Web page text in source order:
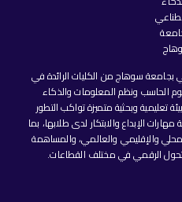
بجامعة سوهاج من الكليات الرائدة في
الحاسب ونظم المعلومات والذكاء
تعليمية وبحثية متميزة تواكب التطور
الإبداع والابتكار لدى طلابها، بما
والإقليمي والعالمي، والمساهمة
الرقمي في مختلف القطاعات.